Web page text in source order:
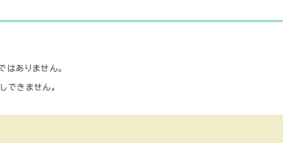
はありません。
できません。